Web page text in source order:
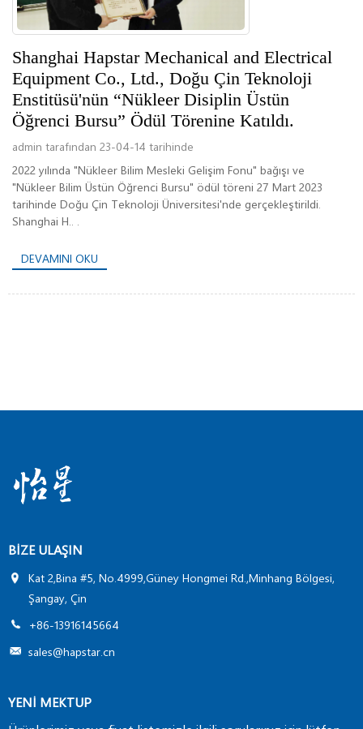
Shanghai Hapstar Mechanical and Electrical
Equipment Co., Ltd., Doğu Çin Teknoloji
Enstitüsü'nün “Nükleer Disiplin Üstün
Öğrenci Bursu” Ödül Törenine Katıldı.
admin tarafından 23-04-14 tarihinde
2022 yılında "Nükleer Bilim Mesleki Gelişim Fonu" bağışı ve
"Nükleer Bilim Üstün Öğrenci Bursu" ödül töreni 27 Mart 2023
tarihinde Doğu Çin Teknoloji Üniversitesi'nde gerçekleştirildi.
Shanghai H.. .
DEVAMINI OKU
BIZE ULAŞIN
Kat 2,Bina #5, No.4999,Güney Hongmei Rd.,Minhang Bölgesi,
Şangay, Çin
+86-13916145664
sales@hapstar.cn
YENİ MEKTUP